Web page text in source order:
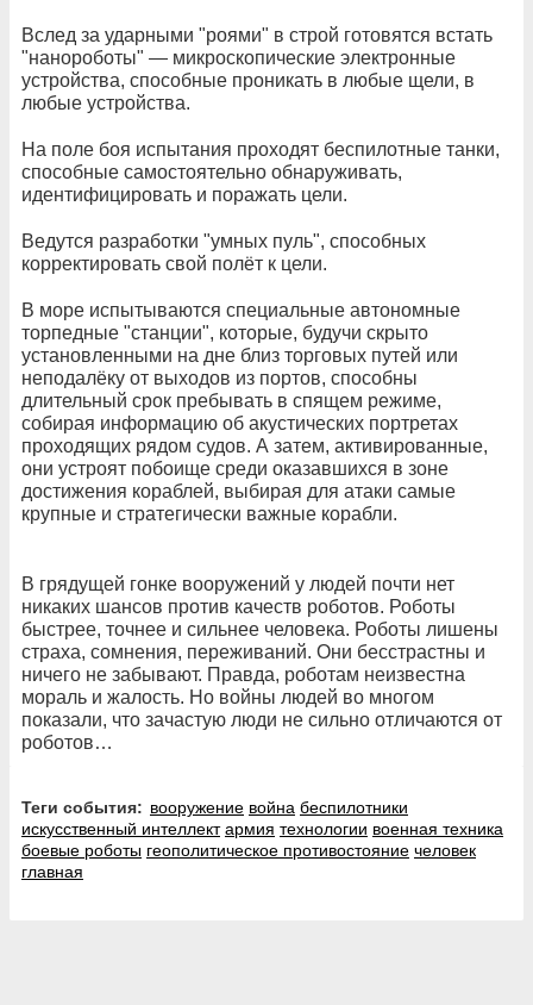
Вслед за ударными "роями" в строй готовятся встать
"нанороботы" — микроскопические электронные
устройства, способные проникать в любые щели, в
любые устройства.
На поле боя испытания проходят беспилотные танки,
способные самостоятельно обнаруживать,
идентифицировать и поражать цели.
Ведутся разработки "умных пуль", способных
корректировать свой полёт к цели.
В море испытываются специальные автономные
торпедные "станции", которые, будучи скрыто
установленными на дне близ торговых путей или
неподалёку от выходов из портов, способны
длительный срок пребывать в спящем режиме,
собирая информацию об акустических портретах
проходящих рядом судов. А затем, активированные,
они устроят побоище среди оказавшихся в зоне
достижения кораблей, выбирая для атаки самые
крупные и стратегически важные корабли.
В грядущей гонке вооружений у людей почти нет
никаких шансов против качеств роботов. Роботы
быстрее, точнее и сильнее человека. Роботы лишены
страха, сомнения, переживаний. Они бесстрастны и
ничего не забывают. Правда, роботам неизвестна
мораль и жалость. Но войны людей во многом
показали, что зачастую люди не сильно отличаются от
роботов…
Теги события: вооружение война беспилотники
искусственный интеллект армия технологии военная техника
боевые роботы геополитическое противостояние человек
главная